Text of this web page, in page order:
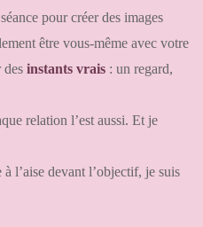
pour créer des images
être vous-même avec votre
des instants vrais : un regard,
relation l’est aussi. Et je
l’aise devant l’objectif, je suis